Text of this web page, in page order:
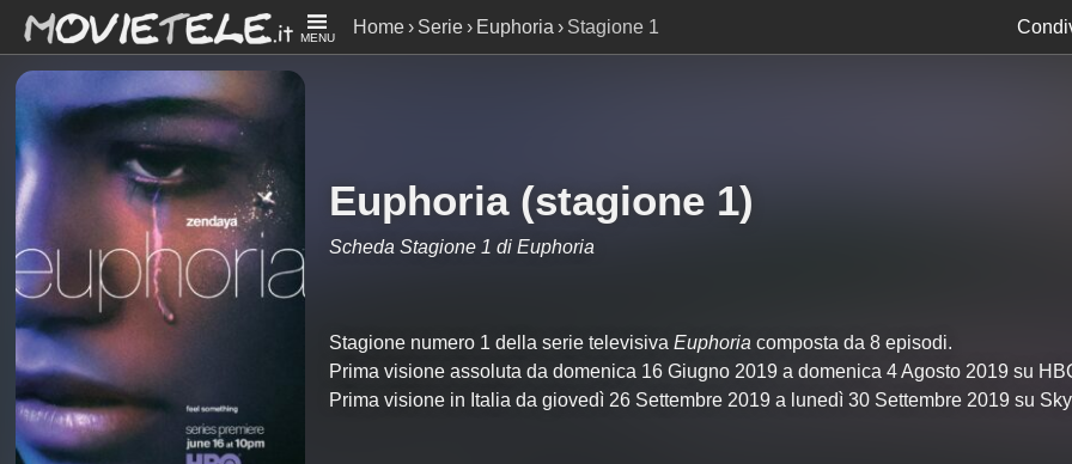
MENU
Home Serie Euphoria Stagione 1
Euphoria (stagione 1)
Scheda Stagione 1 di Euphoria
Stagione numero 1 della serie televisiva Euphoriacomposta da 8 episodi.
Prima visione assoluta da domenica 16 Giugno 2019 a domenica 4 Agosto 2019 su
Prima visione in Italia da giovedì 26 Settembre 2019 a lunedì 30 Settembre 2019 su